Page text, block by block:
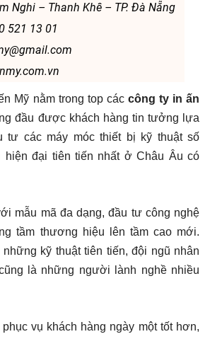
Nghi – Thanh Khê – TP. Đà Nẵng
521 13 01
Mỹ nằm trong top các công ty in ấn
đầu được khách hàng tin tưởng lựa
tư các máy móc thiết bị kỹ thuật số
hiện đại tiên tiến nhất ở Châu Âu có
mẫu mã đa dạng, đầu tư công nghệ
tầm thương hiệu lên tầm cao mới.
kỹ thuật tiên tiến, đội ngũ nhân
là những người lành nghề nhiều
vụ khách hàng ngày một tốt hơn,